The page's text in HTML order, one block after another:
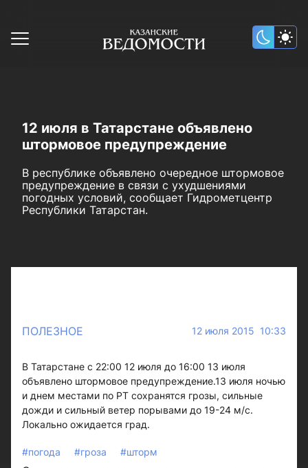
12 июля в Татарстане объявлено
штормовое предупреждение
В республике объявлено очередное штормовое
предупреждение в связи с ухудшениями
погодных условий, сообщает Гидрометцентр
Республики Татарстан.
ПОЛЕЗНОЕ 12 июля 2015 10:33
В Татарстане с 22:00 12 июля до 16:00 13 июля
объявлено штормовое предупреждение.13 июля ночью
и днем местами по РТ сохранятся грозы, сильные
дожди и сильный ветер порывами до 19-24 м/с.
Локально ожидается град.
#погода #гроза #шторм